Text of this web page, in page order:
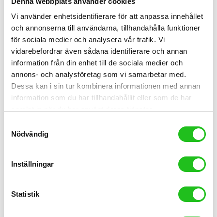
Vi använder enhetsidentifierare för att anpassa innehållet
och annonserna till användarna, tillhandahålla funktioner
för sociala medier och analysera vår trafik. Vi
vidarebefordrar även sådana identifierare och annan
information från din enhet till de sociala medier och
annons- och analysföretag som vi samarbetar med.
Dessa kan i sin tur kombinera informationen med annan
information som du har tillhandahållit eller som de har
Nödvändig
Inställningar
Statistik
Crescent Tova 26″ 7-vxl 2024-26
Crescent Tova 7-vxl 2025